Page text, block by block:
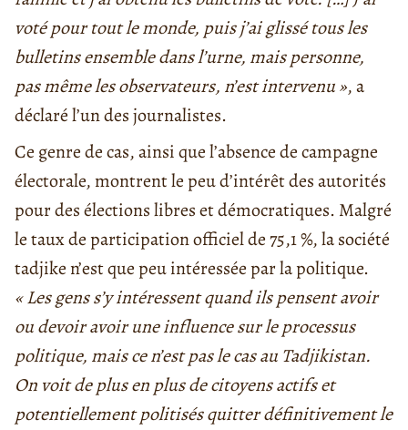
voté pour tout le monde, puis j’ai glissé tous les
bulletins ensemble dans l’urne, mais personne,
pas même les observateurs, n’est intervenu », a
déclaré l’un des journalistes.
Ce genre de cas, ainsi que l’absence de campagne
électorale, montrent le peu d’intérêt des autorités
pour des élections libres et démocratiques. Malgré
le taux de participation officiel de 75,1 %, la société
tadjike n’est que peu intéressée par la politique.
« Les gens s’y intéressent quand ils pensent avoir
ou devoir avoir une influence sur le processus
politique, mais ce n’est pas le cas au Tadjikistan.
On voit de plus en plus de citoyens actifs et
potentiellement politisés quitter définitivement le